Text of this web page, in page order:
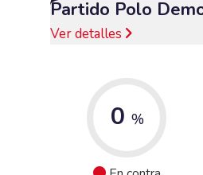
Partido Polo
Ver detalles
0 %